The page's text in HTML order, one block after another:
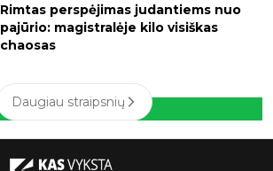
Rimtas perspėjimas judantiems nuo
pajūrio: magistralėje kilo visiškas
chaosas
Daugiau straipsnių